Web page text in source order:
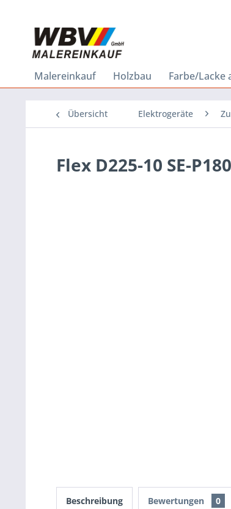
Malereinkauf Holzbau Farbe/Lacke
Übersicht Elektrogeräte
Flex D225-10 SE-
Beschreibung Bewertungen 0